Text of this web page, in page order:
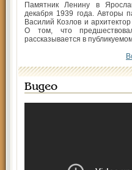
Памятник Ленину в
декабря 1939 года. Авторы
Василий Козлов и
О том, что
рассказывается в
Видео